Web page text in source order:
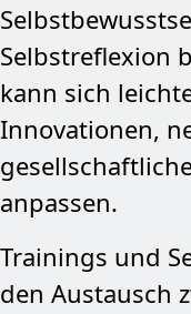
Selbstreflexion
kann sich
Innovationen,
anpassen.
Trainings und
den Austausch